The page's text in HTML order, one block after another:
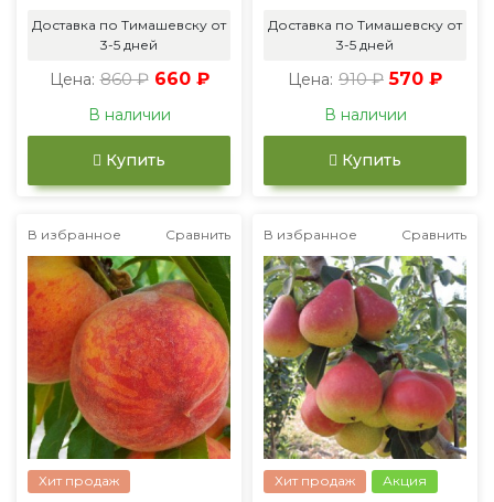
Доставка по Тимашевску от
3-5 дней
Цена: 860 ₽ 660 ₽
В наличии
Купить
Доставка по Тимашевску от
3-5 дней
Цена: 910 ₽ 570 ₽
В наличии
Купить
В избранное Сравнить
Хит продаж
В избранное Сравнить
Хит продаж Акция